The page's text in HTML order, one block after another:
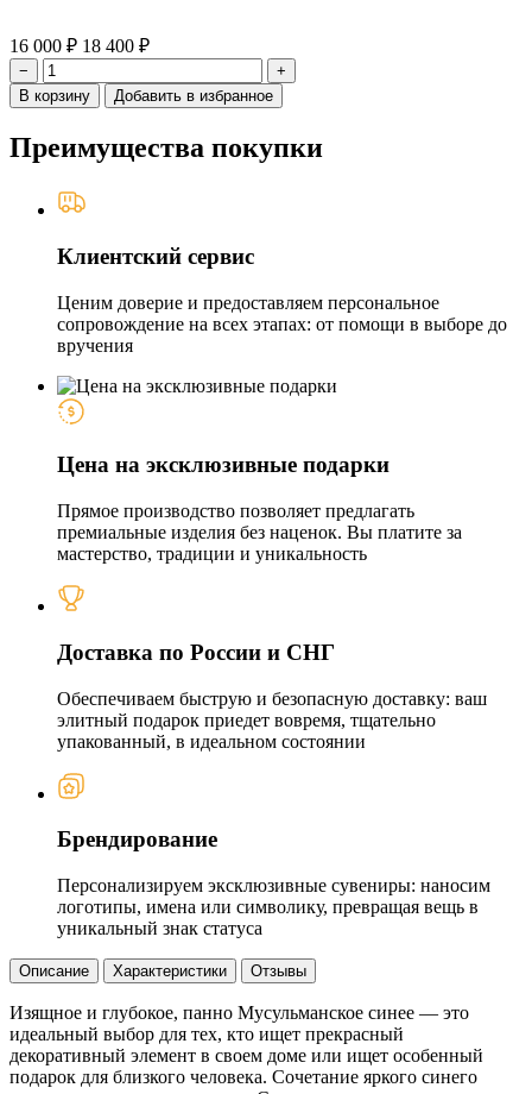
16 000 ₽ 18 400 ₽
−
+
В корзину
Добавить в избранное
Преимущества покупки
Клиентский сервис
Ценим доверие и предоставляем персональное
сопровождение на всех этапах: от помощи в выборе до
вручения
Цена на эксклюзивные подарки
Прямое производство позволяет предлагать
премиальные изделия без наценок. Вы платите за
мастерство, традиции и уникальность
Доставка по России и СНГ
Обеспечиваем быструю и безопасную доставку: ваш
элитный подарок приедет вовремя, тщательно
упакованный, в идеальном состоянии
Брендирование
Персонализируем эксклюзивные сувениры: наносим
логотипы, имена или символику, превращая вещь в
уникальный знак статуса
Описание Характеристики Отзывы
Изящное и глубокое, панно Мусульманское синее — это
идеальный выбор для тех, кто ищет прекрасный
декоративный элемент в своем доме или ищет особенный
подарок для близкого человека. Сочетание яркого синего